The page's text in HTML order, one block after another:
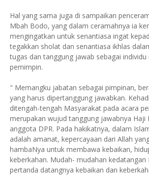
Hal yang sama juga di sampaikan
Mbah Bodo, yang dalam ceramahnya ia
mengingatkan untuk senantiasa ingat
tegakkan sholat dan senantiasa ikhlas
tugas dan tanggung jawab sebagai individu
pemimpin.
" Memangku jabatan sebagai pimpinan,
yang harus dipertanggung jawabkan.
ditengah-tengah Masyarakat pada acara
merupakan wujud tanggung jawabnya Haji
anggota DPR. Pada hakikatnya, dalam
adalah amanat, kepercayaan dari Allah
hambaNya untuk membawa kebaikan,
keberkahan. Mudah- mudahan kedatangan
pertanda datangnya kebaikan dan